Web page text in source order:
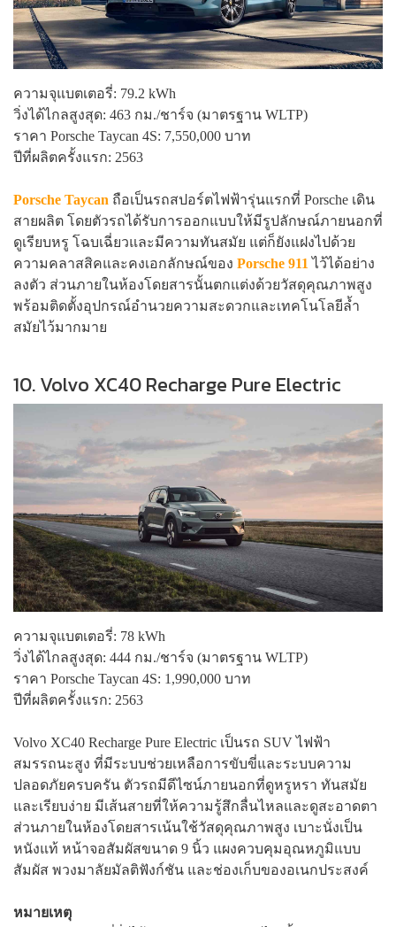
ความจุแบตเตอรี่: 79.2 kWh
วิ่งได้ไกลสูงสุด: 463 กม./ชาร์จ (มาตรฐาน WLTP)
ราคา Porsche Taycan 4S: 7,550,000 บาท
ปีที่ผลิตครั้งแรก: 2563
Porsche Taycan ถือเป็นรถสปอร์ตไฟฟ้ารุ่นแรกที่ Porsche เดิน
สายผลิต โดยตัวรถได้รับการออกแบบให้มีรูปลักษณ์ภายนอกที่
ดูเรียบหรู โฉบเฉี่ยวและมีความทันสมัย แต่ก็ยังแฝงไปด้วย
ความคลาสสิคและคงเอกลักษณ์ของ Porsche 911 ไว้ได้อย่าง
ลงตัว ส่วนภายในห้องโดยสารนั้นตกแต่งด้วยวัสดุคุณภาพสูง
พร้อมติดตั้งอุปกรณ์อำนวยความสะดวกและเทคโนโลยีล้ำ
สมัยไว้มากมาย
10. Volvo XC40 Recharge Pure Electric
ความจุแบตเตอรี่: 78 kWh
วิ่งได้ไกลสูงสุด: 444 กม./ชาร์จ (มาตรฐาน WLTP)
ราคา Porsche Taycan 4S: 1,990,000 บาท
ปีที่ผลิตครั้งแรก: 2563
Volvo XC40 Recharge Pure Electric เป็นรถ SUV ไฟฟ้า
สมรรถนะสูง ที่มีระบบช่วยเหลือการขับขี่และระบบความ
ปลอดภัยครบครัน ตัวรถมีดีไซน์ภายนอกที่ดูหรูหรา ทันสมัย
และเรียบง่าย มีเส้นสายที่ให้ความรู้สึกลื่นไหลและดูสะอาดตา
ส่วนภายในห้องโดยสารเน้นใช้วัสดุคุณภาพสูง เบาะนั่งเป็น
หนังแท้ หน้าจอสัมผัสขนาด 9 นิ้ว แผงควบคุมอุณหภูมิแบบ
สัมผัส พวงมาลัยมัลติฟังก์ชัน และช่องเก็บของอเนกประสงค์
หมายเหตุ